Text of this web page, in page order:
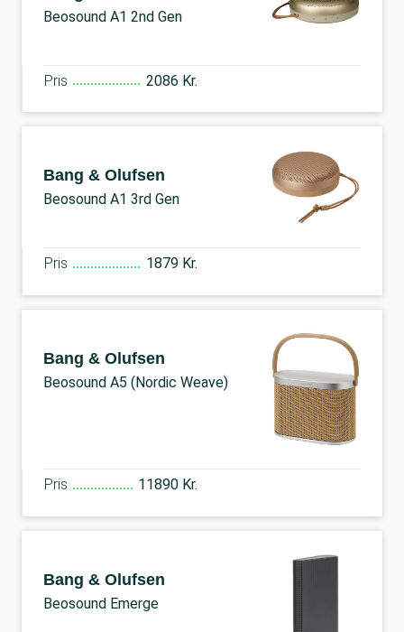
Beosound A1 2nd Gen
Pris 2086 Kr.
Bang & Olufsen
Beosound A1 3rd Gen
Pris 1879 Kr.
Bang & Olufsen
Beosound A5 (Nordic Weave)
Pris 11890 Kr.
Bang & Olufsen
Beosound Emerge